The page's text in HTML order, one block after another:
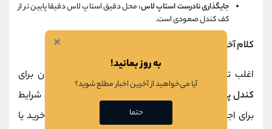
جایگذاری نادرست استاپ لاس:محل دقیق استاپ لاس دقیقا پایین تر از
کف کندل صعودی است.
کلام آخر
اغلب تریدرها فکر می کنند تنها
پرنوسان برای
کندل پیرسینگ
معتبر است اما این تنها یکی از بهترین شرایط
برای اجرای این الگو محسوب می شود. در شرایط اشباع خرید یا
×
به روز بمانید!
آیا می‌خواهید از آخرین اخبار مطلع شوید؟
حتما